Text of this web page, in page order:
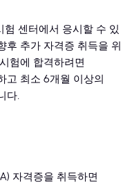
센터에서 응시할 수 있
후 추가 자격증 취득을 위
험에 합격하려면
고 최소 6개월 이상의
다.
자격증을 취득하면